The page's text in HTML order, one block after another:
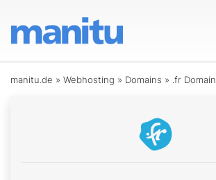
manitu.de » Webhosting » Domains » .fr